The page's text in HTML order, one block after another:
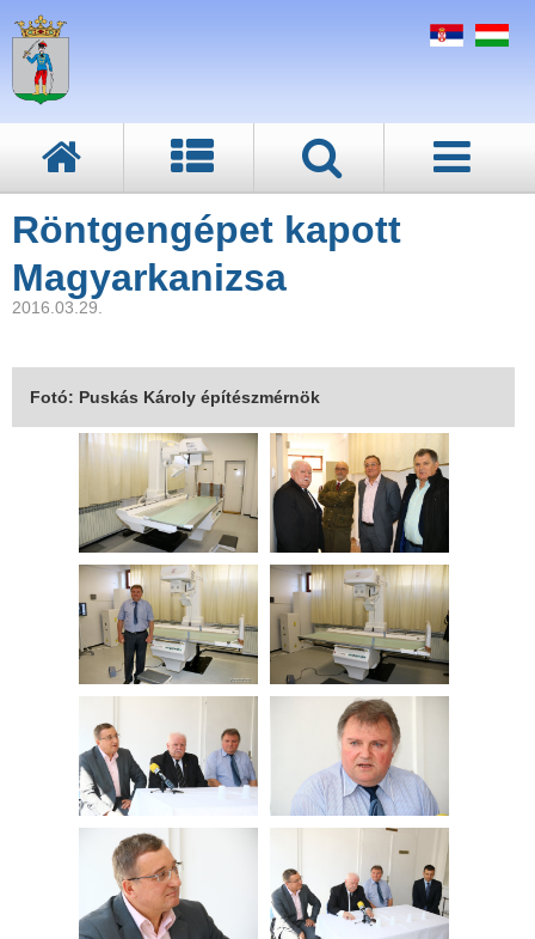
Röntgengépet kapott
Magyarkanizsa
2016.03.29.
Fotó: Puskás Károly építészmérnök